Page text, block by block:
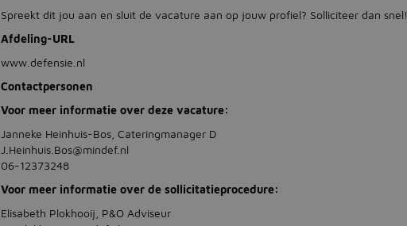
Spreekt dit jou aan en sluit de vacature aan op jouw profiel? Solliciteer dan snel!
Afdeling-URL
www.defensie.nl
Contactpersonen
Voor meer informatie over deze vacature:
Janneke Heinhuis-Bos, Cateringmanager D
J.Heinhuis.Bos@mindef.nl
06-12373248
Voor meer informatie over de sollicitatieprocedure:
Elisabeth Plokhooij, P&O Adviseur